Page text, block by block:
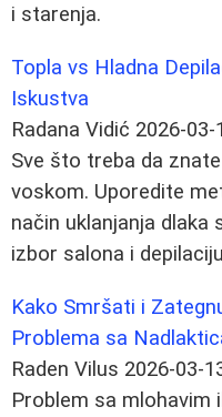
i starenja.
Topla vs Hladna
Iskustva
Radana Vidić 2026-03-
Sve što treba da
voskom. Uporedite
način uklanjanja dlaka
izbor salona i
Kako Smršati i
Problema sa
Raden Vilus 2026-03-
Problem sa mlohavim